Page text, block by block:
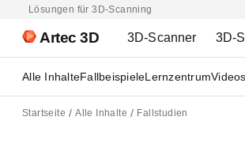
Lösungen für 3D-Scanning
Artec 3D 3D-Scanner 3D-
Alle InhalteFallbeispieleLernzentrumVideos
Startseite Alle Inhalte Fallstudien